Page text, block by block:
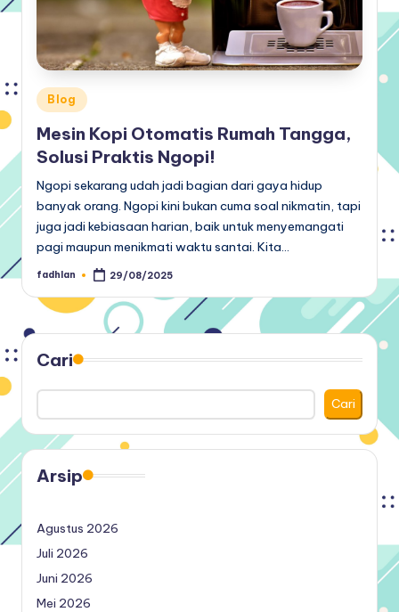
Posted
in
Blog
Mesin Kopi Otomatis Rumah Tangga,
Solusi Praktis Ngopi!
Ngopi sekarang udah jadi bagian dari gaya hidup
banyak orang. Ngopi kini bukan cuma soal nikmatin, tapi
juga jadi kebiasaan harian, baik untuk menyemangati
pagi maupun menikmati waktu santai. Kita…
Posted
fadhlan 29/08/2025
Cari
Cari
Arsip
Agustus 2026
Juli 2026
Juni 2026
Mei 2026